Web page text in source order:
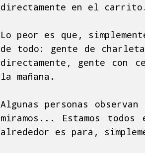
directamente en el
Lo peor es que,
de todo: gente de
directamente, gente con
la mañana.
Algunas personas
miramos... Estamos
alrededor es para,